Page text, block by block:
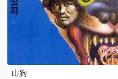
山狗